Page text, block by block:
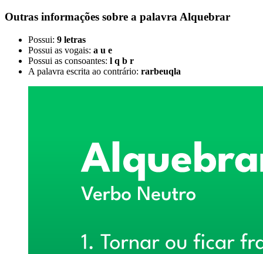
Outras informações sobre a palavra Alquebrar
Possui: 9 letras
Possui as vogais: a u e
Possui as consoantes: l q b r
A palavra escrita ao contrário: rarbeuqla